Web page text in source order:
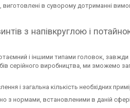
виготовлені в суворому дотриманні
з напівкруглою і
і іншими типами головок,
серійного виробництва, ми зможемо
і загальна кількість необхідних
з нормами, встановленими в даній